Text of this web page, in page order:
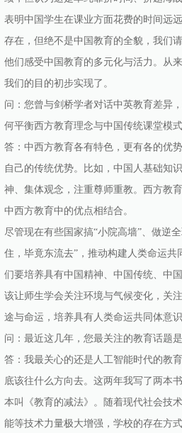
表明中国学生在课业方面花费的时间远
存在，但绝不是中国教育的全貌，我们
他们感受中国教育的多元化与活力。从
我们的目的初步实现了。
问：您曾与剑桥学者对话中英教育差异
何平衡西方教育理念与中国传统课堂模
答：中西方教育各有特色，更有各的优
自己的传统优势。比如，中国人基础知
神、集体观念，注重尊师重教。西方教
中西方教育中的优点相结合。
尽管现在有些国家搞“小院高墙”、做逆
住，毕竟东流去”，推动构建人类命运
们要培养具有中国精神、中国传统、中
该让师生学会关注环境与气候变化，关
途与命运，培养具有人类命运共同体意识
问：最近这几年，您最关注的教育话题
答：我最关心的还是人工智能时代的教
底该往什么方向去。这两年我写了两本
本叫《教育的减法》。随着现代社会技
能等技术力量极大增强，学校的存在方